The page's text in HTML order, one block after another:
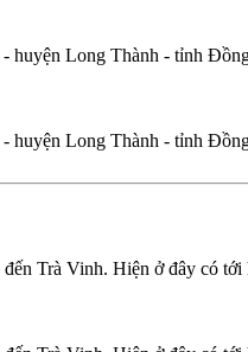
Long Thành - tỉnh
Long Thành - tỉnh
Trà Vinh. Hiện ở đây có